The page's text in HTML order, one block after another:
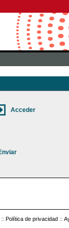
:: Política de privacidad ::